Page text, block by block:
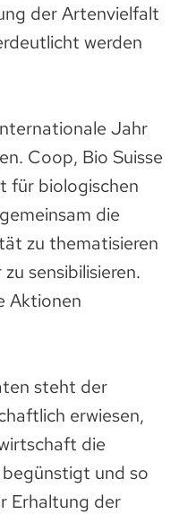
der Artenvielfalt
werden
Jahr
Coop, Bio Suisse
für biologischen
die
zu thematisieren
sensibilisieren.
Aktionen
steht der
erwiesen,
die
und so
Erhaltung der